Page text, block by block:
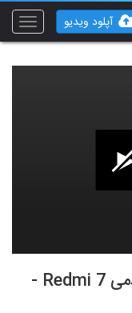
Toggle
آپلود ویدیو
آموزش تعویض باتری شیائومی ردمی 7 Redmi -